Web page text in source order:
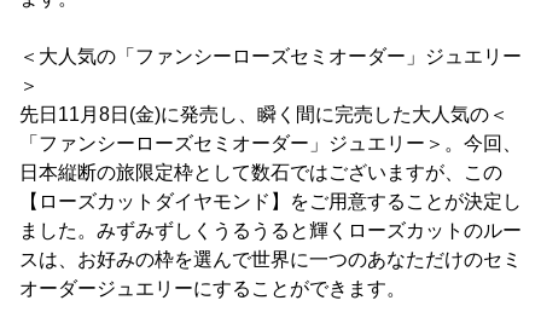
＜大人気の「ファンシーローズセミオーダー」ジュエリー
＞
先日11月8日(金)に発売し、瞬く間に完売した大人気の＜
「ファンシーローズセミオーダー」ジュエリー＞。今回、
日本縦断の旅限定枠として数石ではございますが、この
【ローズカットダイヤモンド】をご用意することが決定し
ました。みずみずしくうるうると輝くローズカットのルー
スは、お好みの枠を選んで世界に一つのあなただけのセミ
オーダージュエリーにすることができます。